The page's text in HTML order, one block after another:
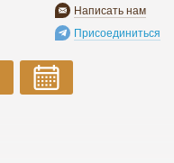
Написать нам
Присоединиться